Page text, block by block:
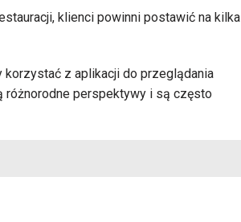
klienci powinni postawić na kilka
z aplikacji do przeglądania
różnorodne perspektywy i są często